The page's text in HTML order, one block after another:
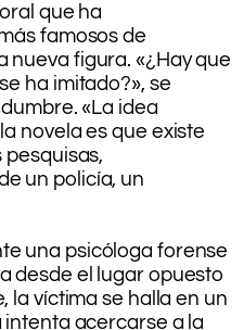
que ha
famosos de
nueva figura. «¿Hay que
ha imitado?», se
«La idea
novela es que existe
un policía, un
una psicóloga forense
desde el lugar opuesto
la víctima se halla en un
acercarse a la